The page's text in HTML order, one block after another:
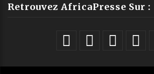
Retrouvez AfricaPresse Sur :